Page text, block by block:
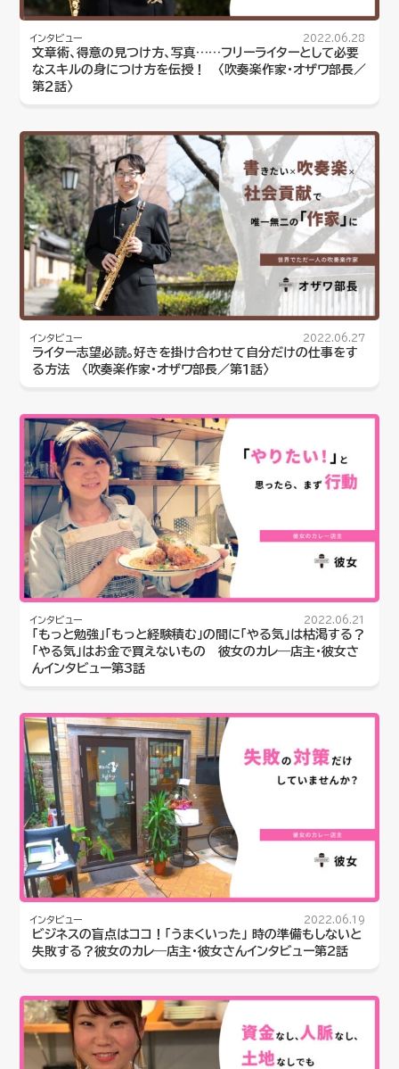
インタビュー 2022.06.28
文章術、得意の見つけ方、写真……フリーライターとして必要
なスキルの身につけ方を伝授！ 〈吹奏楽作家・オザワ部長／
第２話〉
インタビュー 2022.06.27
ライター志望必読。好きを掛け合わせて自分だけの仕事をす
る方法 〈吹奏楽作家・オザワ部長／第１話〉
インタビュー 2022.06.21
「もっと勉強」「もっと経験積む」の間に「やる気」は枯渇する？
「やる気」はお金で買えないもの 彼女のカレ―店主・彼女さ
んインタビュー第3話
インタビュー 2022.06.19
ビジネスの盲点はココ！「うまくいった」 時の準備もしないと
失敗する？彼女のカレ―店主・彼女さんインタビュー第2話